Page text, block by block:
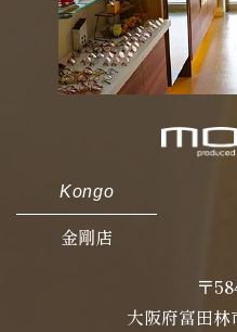
Kongo
金剛店
〒
大阪府富田